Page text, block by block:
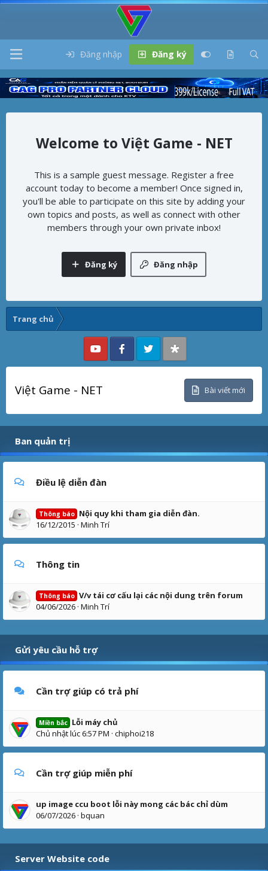
Đăng nhập Đăng ký
Việt Game - NET
This is a sample guest message. Register a free
account today to become a member! Once signed in,
you'll be able to participate on this site by adding your
own topics and posts, as well as connect with other
members through your own private inbox!
Đăng nhập
Đăng ký
Trang chủ
Việt Game - NET Bài viết mới
Ban quản trị
Điều lệ diễn đàn
Thông báo Nội quy khi tham gia diễn đàn.
16/12/2015 Minh Trí
Thông tin
Thông báo V/v tái cơ cấu lại các nội dung trên forum
04/06/2026 Minh Trí
Gửi yêu cầu hỗ trợ
Cần trợ giúp có trả phí
Miền bắc Lỗi máy chủ
Chủ nhật lúc 6:57 PM chiphoi218
Cần trợ giúp miễn phí
up image ccu boot lỗi này mong các bác chỉ dùm
06/07/2026 bquan
Server Website code